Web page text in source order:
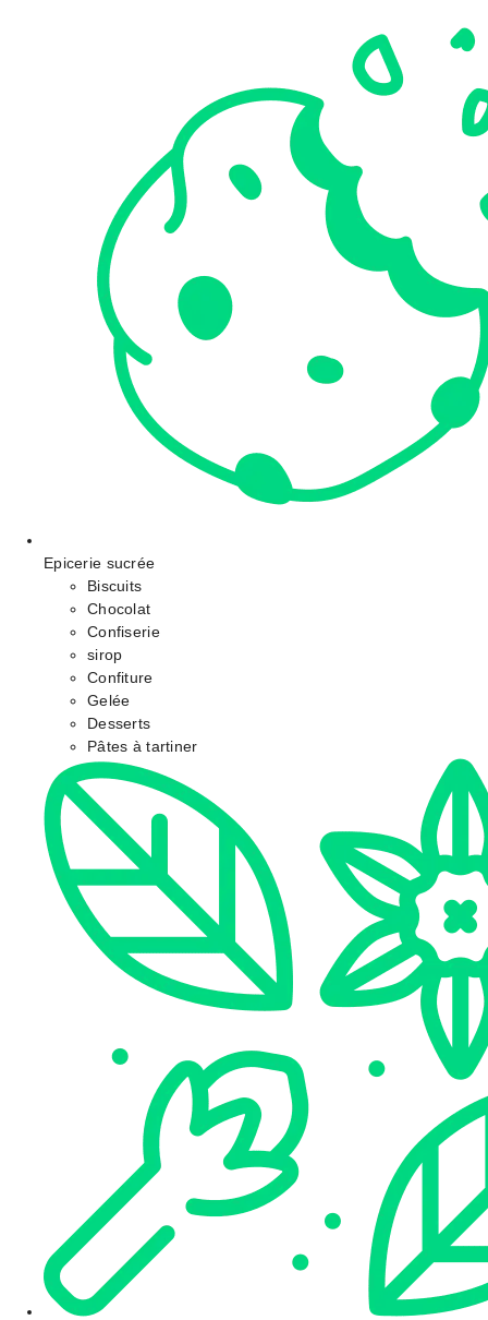
Epicerie sucrée
Biscuits
Chocolat
Confiserie
sirop
Confiture
Gelée
Desserts
Pâtes à tartiner